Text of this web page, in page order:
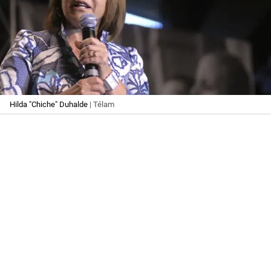
Hilda "Chiche" Duhalde | Télam